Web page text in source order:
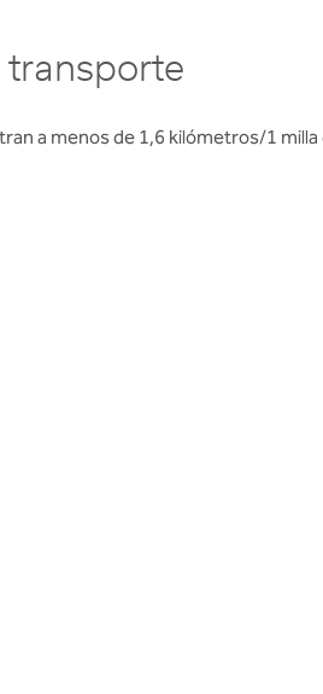
transporte
a menos de 1,6 kilómetros/1 milla